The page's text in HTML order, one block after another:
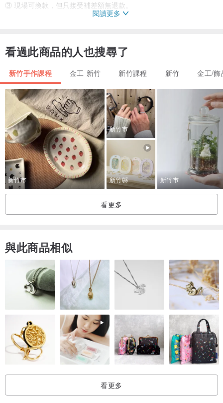
③ 現場可換款，但只接受補差額無退款。
現場可再加價購 : 鑲鑽. 厚度寬度調整.款式再變化. 鍍色. 鑄造成白
⑤ 贈禮用可免費修改戒圍一次。
▶ 純銅手環
1580元起，款式區分寬度、厚度、造型選擇
本表單為 基本款式
現場可加購方式更換寬版款式僅可補差額無退款
▶ 純銀手環
3780元起，款式區分寬度、厚度、造型選擇
本表單為 基本款式
現場可加購方式更換寬版款式僅可補差額無退款
新竹本店體驗完畢，附贈每人一份午茶甜品喔 !
▶ 活動資訊
・體驗時間／約2 - 3小時，依現場與個人學習狀況為主
・日期／特殊時間可再聯繫詢問。
・人數／小班教學，一人即可開班，也可一人做多個成品(請備註)。
・包含／專業教學、一份純銀或純銅材料、工具使用、提袋包裝袋、
保固卡、手工午茶甜點等。
・特點／
加購服務增加獨特性，預約請先預訂基本款式，現場即可討論製作
閱讀更多
看過此商品的人也搜尋了
新竹手作課程 金工 新竹 新竹課程 新竹 金工/飾
新竹市
新竹市
新竹縣 新竹市
看更多
與此商品相似
看更多